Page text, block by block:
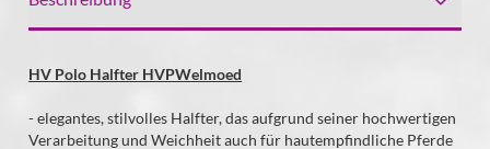
HV Polo Halfter HVPWelmoed
- elegantes, stilvolles Halfter, das aufgrund seiner hochwertigen
Verarbeitung und Weichheit auch für hautempfindliche Pferde